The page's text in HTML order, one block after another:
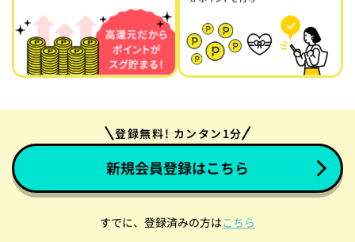
登録無料! カンタン1分
新規会員登録はこちら
すでに、登録済みの方はこちら